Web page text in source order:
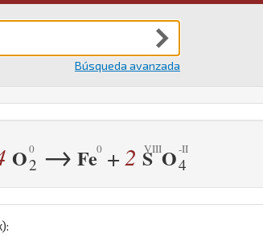
Búsqueda avanzada
O2 → Fe +2 S O4